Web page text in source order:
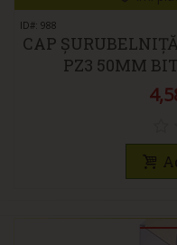
ID#: 988
CAP
PZ3 50MM